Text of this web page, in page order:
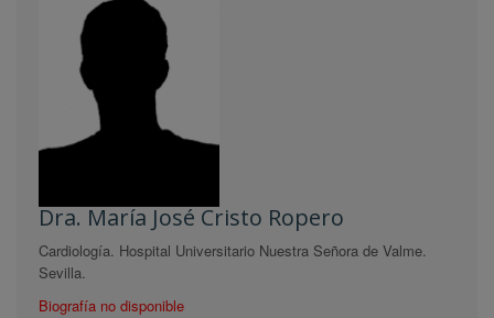
Dra. María José Cristo Ropero
Cardiología. Hospital Universitario Nuestra Señora de Valme.
Sevilla.
Biografía no disponible